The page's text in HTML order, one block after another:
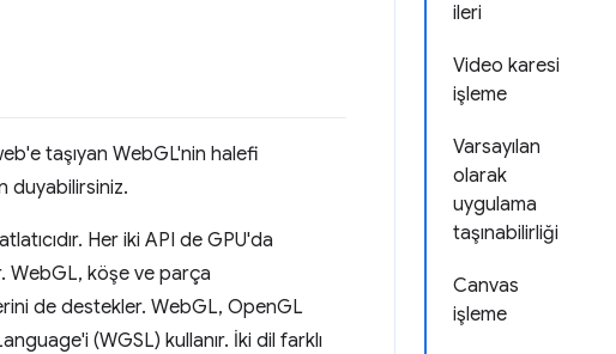
ileri
Video karesi
işleme
Varsayılan
olarak
uygulama
taşınabilirliği
Canvas
işleme
taşıyan WebGL'nin halefi
duyabilirsiniz.
Her iki API de GPU'da
WebGL, köşe ve parça
de destekler. WebGL, OpenGL
(WGSL) kullanır. İki dil farklı